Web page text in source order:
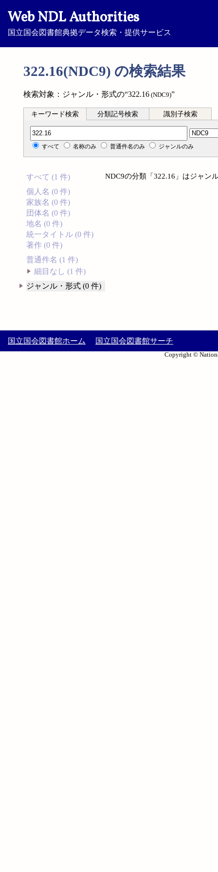
Web NDL Authorities
国立国会図書館典拠データ検索・提供サービス
322.16(NDC9) の検索結果
検索対象：ジャンル・形式の“322.16 (NDC9)”
キーワード検索 分類記号検索 識別子検索
分類記号検索
すべて 名称のみ 普通件名のみ ジャンルのみ
すべて (1 件)
個人名 (0 件)
家族名 (0 件)
団体名 (0 件)
地名 (0 件)
統一タイトル (0 件)
著作 (0 件)
普通件名 (1 件)
細目なし (1 件)
ジャンル・形式 (0 件)
NDC9の分類「322.16」はジャン
国立国会図書館ホーム 国立国会図書館サーチ
Copyright ©